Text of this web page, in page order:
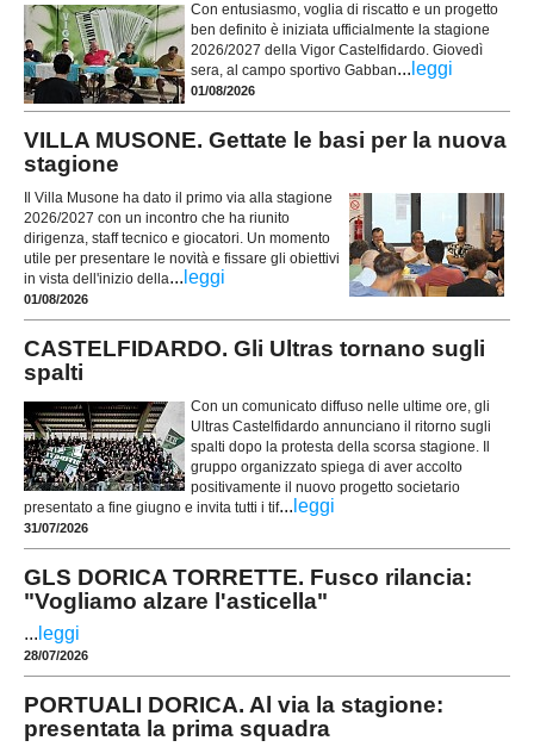
Con entusiasmo, voglia di riscatto e un progetto
ben definito è iniziata ufficialmente la stagione
2026/2027 della Vigor Castelfidardo. Giovedì
sera, al campo sportivo Gabban... leggi
01/08/2026
VILLA MUSONE. Gettate le basi per la nuova
stagione
Il Villa Musone ha dato il primo via alla stagione
2026/2027 con un incontro che ha riunito
dirigenza, staff tecnico e giocatori. Un momento
utile per presentare le novità e fissare gli obiettivi
in vista dell'inizio della... leggi
01/08/2026
CASTELFIDARDO. Gli Ultras tornano sugli
spalti
Con un comunicato diffuso nelle ultime ore, gli
Ultras Castelfidardo annunciano il ritorno sugli
spalti dopo la protesta della scorsa stagione. Il
gruppo organizzato spiega di aver accolto
positivamente il nuovo progetto societario
presentato a fine giugno e invita tutti i tif... leggi
31/07/2026
GLS DORICA TORRETTE. Fusco rilancia:
"Vogliamo alzare l'asticella"
... leggi
28/07/2026
PORTUALI DORICA. Al via la stagione:
presentata la prima squadra